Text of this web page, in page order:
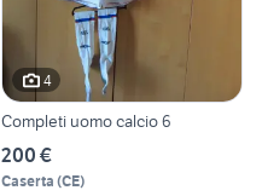
4
Completi uomo calcio 6
200 €
Caserta (CE)